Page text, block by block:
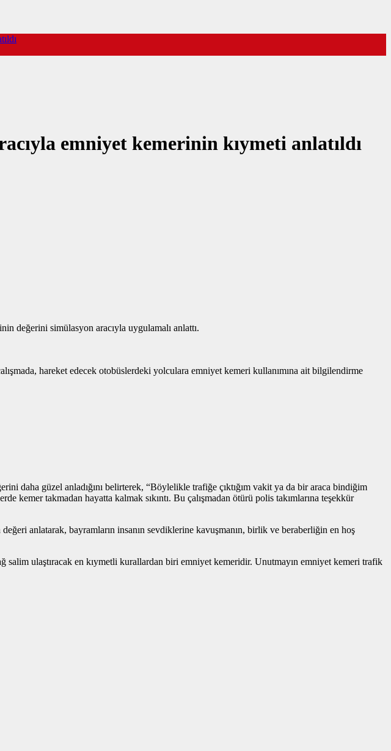
emniyet kemerinin kıymeti anlatıldı
değerini simülasyon aracıyla uygulamalı anlattı.
hareket edecek otobüslerdeki yolculara emniyet kemeri kullanımına ait bilgilendirme
daha güzel anladığını belirterek, “Böylelikle trafiğe çıktığım vakit ya da bir araca bindiğim
kemer takmadan hayatta kalmak sıkıntı. Bu çalışmadan ötürü polis takımlarına teşekkür
anlatarak, bayramların insanın sevdiklerine kavuşmanın, birlik ve beraberliğin en hoş
ulaştıracak en kıymetli kurallardan biri emniyet kemeridir. Unutmayın emniyet kemeri trafik